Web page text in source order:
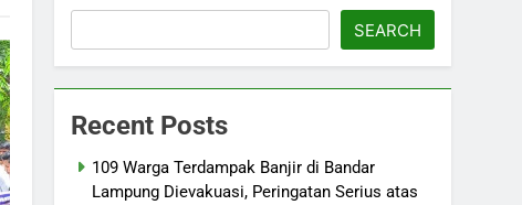
SEARCH
Recent Posts
109 Warga Terdampak Banjir di Bandar
Lampung Dievakuasi, Peringatan Serius atas